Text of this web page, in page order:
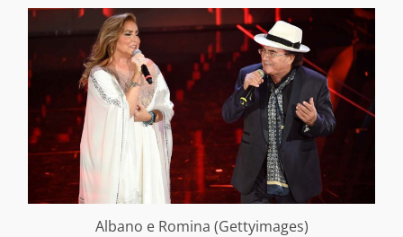
Albano e Romina (Gettyimages)